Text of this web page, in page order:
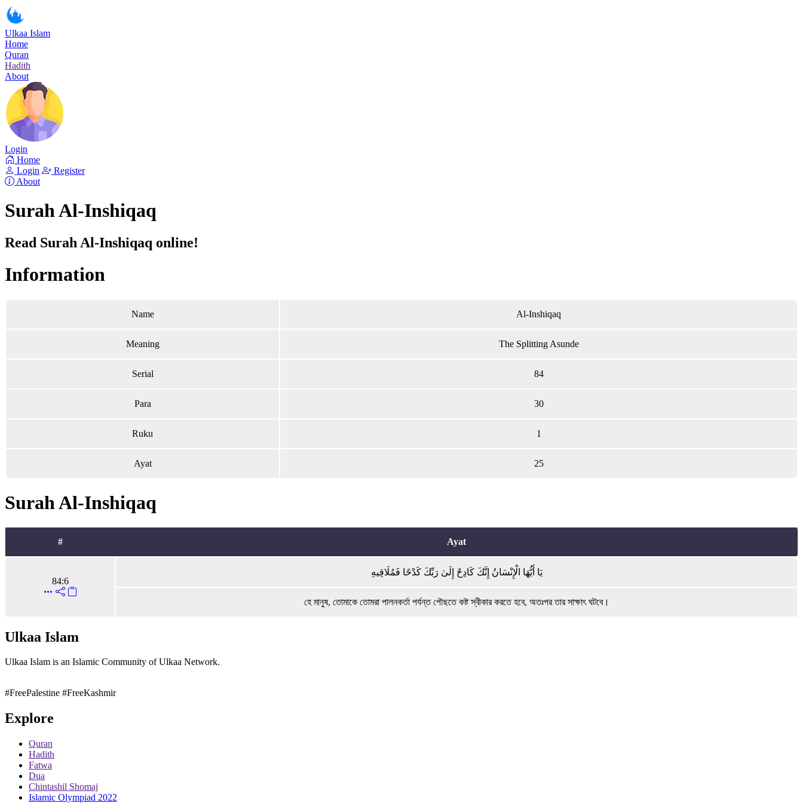
Ulkaa Islam
Home
Quran
Hadith
About
Login
Home
Login
Register
About
Surah Al-Inshiqaq
Read Surah Al-Inshiqaq online!
Information
Name Al-Inshiqaq
Meaning The Splitting Asunde
Serial 84
Para 30
Ruku 1
Ayat 25
Surah Al-Inshiqaq
# Ayat
84:6
يَا أَيُّهَا الْإِنْسَانُ إِنَّكَ كَادِحٌ إِلَىٰ رَبِّكَ كَدْحًا فَمُلَاقِيهِ
হে মানুষ, তোমাকে তোমরা পালনকর্তা পর্যন্ত পৌছতে কষ্ট স্বীকার করতে হবে, অতঃপর তার সাক্ষাৎ ঘটবে।
Ulkaa Islam
Ulkaa Islam is an Islamic Community of Ulkaa Network.
#FreePalestine #FreeKashmir
Explore
Quran
Hadith
Fatwa
Dua
Chintashil Shomaj
Islamic Olympiad 2022